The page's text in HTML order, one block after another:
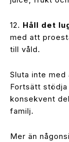
12. Håll det
med att
till våld.
Sluta inte
Fortsätt
konsekvent
familj.
Mer än